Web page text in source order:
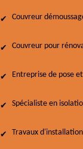
Couvreur
Couvreur pour
Entreprise de pose
Spécialiste en
Travaux